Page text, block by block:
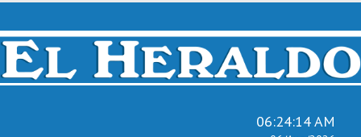
Skip
content
06:24:15 AM